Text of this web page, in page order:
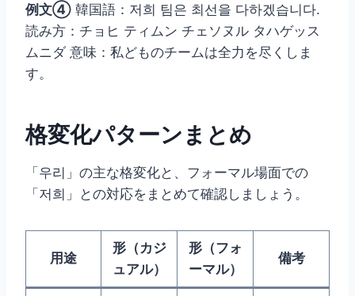
例文④ 韓国語：저희 팀은 최선을 다하겠습니다.
読み方：チョヒ ティムン チェソヌル タハゲッス
ムニダ 意味：私どものチームは全力を尽くしま
す。
格変化パターンまとめ
「우리」の主な格変化と、フォーマル場面での
「저희」との対応をまとめて確認しましょう。
用途
形（カジ
ュアル）
形（フォ
ーマル）
備考